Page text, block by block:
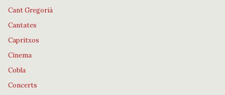
Cant Gregorià
Cantates
Capritxos
Cinema
Cobla
Concerts